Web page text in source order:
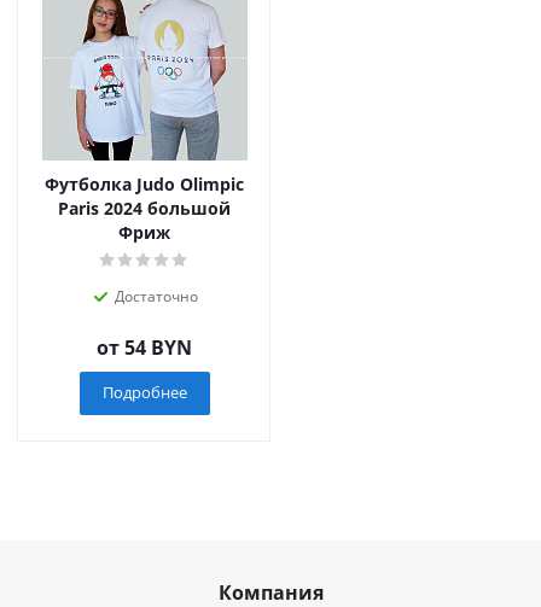
Футболка Judo Olimpic
Paris 2024 большой
Фриж
Достаточно
от54 BYN
Подробнее
Компания